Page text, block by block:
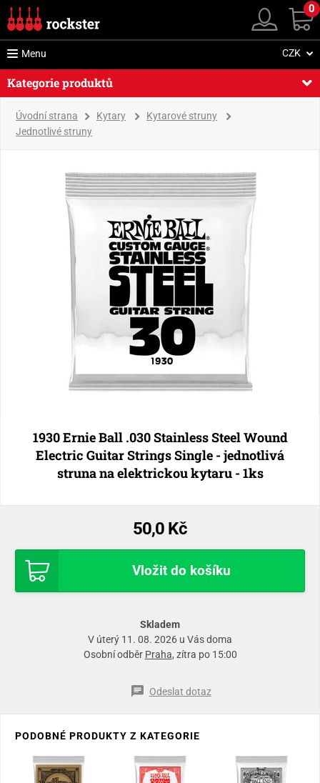
0
Menu CZK
Kategorie produktů
Úvodní strana Kytary
Kytarové struny
Jednotlivé struny
1930 Ernie Ball .030 Stainless Steel Wound
Electric Guitar Strings Single - jednotlivá
struna na elektrickou kytaru - 1ks
50,0 Kč
Vložit do košíku
Skladem
V úterý 11. 08. 2026 u Vás doma
Osobní odběr Praha, zítra po 15:00
Odeslat dotaz
PODOBNÉ PRODUKTY Z KATEGORIE